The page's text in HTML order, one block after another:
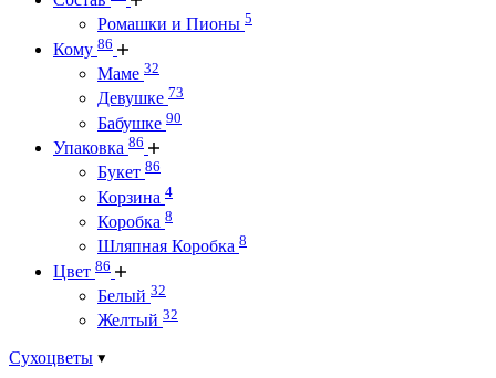
Ромашки и Пионы 5
Кому 86
Маме 32
Девушке 73
Бабушке 90
Упаковка 86
Букет 86
Корзина 4
Коробка 8
Шляпная Коробка 8
Цвет 86
Белый 32
Желтый 32
Сухоцветы